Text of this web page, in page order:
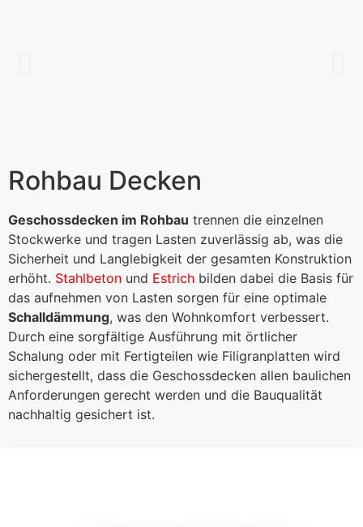
Rohbau Decken
Geschossdecken im Rohbau trennen die einzelnen
Stockwerke und tragen Lasten zuverlässig ab, was die
Sicherheit und Langlebigkeit der gesamten Konstruktion
erhöht. Stahlbeton und Estrich bilden dabei die Basis für
das aufnehmen von Lasten sorgen für eine optimale
Schalldämmung, was den Wohnkomfort verbessert.
Durch eine sorgfältige Ausführung mit örtlicher
Schalung oder mit Fertigteilen wie Filigranplatten wird
sichergestellt, dass die Geschossdecken allen baulichen
Anforderungen gerecht werden und die Bauqualität
nachhaltig gesichert ist.